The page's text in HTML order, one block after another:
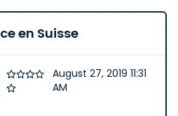
en Suisse
August 27, 2019 11:31
AM